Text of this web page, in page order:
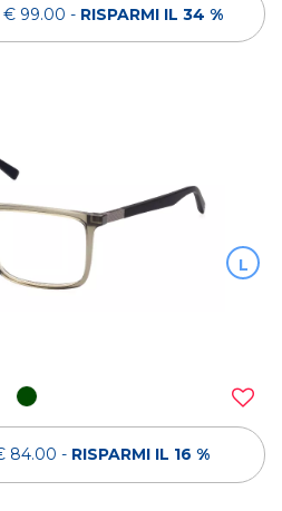
€ 99.00 - RISPARMI IL 34 %
L
84.00 - RISPARMI IL 16 %